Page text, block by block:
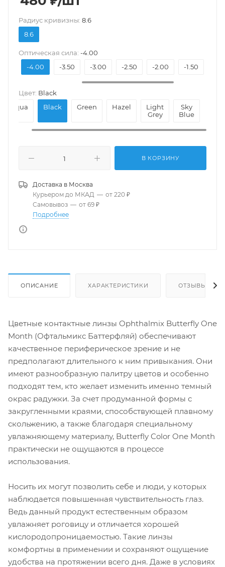
Pадиус кривизны: 8.6
8.6
Оптическая сила: -4.00
-4.00 -3.50 -3.00 -2.50 -2.00 -1.50
Цвет: Black
Aqua
Black Green Hazel
Light
Grey
Sky
Blue
В КОРЗИНУ
Доставка в Москва
Курьером до МКАД — от 220 ₽
Самовывоз — от 69 ₽
Подробнее
ОПИСАНИЕ ХАРАКТЕРИСТИКИ ОТЗЫВЫ
Цветные контактные линзы Ophthalmix Butterfly One
Month (Офтальмикс Баттерфляй) обеспечивают
качественное периферическое зрение и не
предполагают длительного к ним привыкания. Они
имеют разнообразную палитру цветов и особенно
подходят тем, кто желает изменить именно темный
окрас радужки. За счет продуманной формы с
закругленными краями, способствующей плавному
скольжению, а также благодаря специальному
увлажняющему материалу, Butterfly Color One Month
практически не ощущаются в процессе
использования.
Носить их могут позволить себе и люди, у которых
наблюдается повышенная чувствительность глаз.
Ведь данный продукт естественным образом
увлажняет роговицу и отличается хорошей
кислородопроницаемостью. Такие линзы
комфортны в применении и сохраняют ощущение
удобства на протяжении всего дня. Даже в условиях